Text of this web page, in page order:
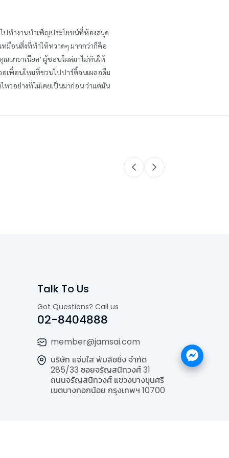
ไปทำงานบำเพ็ญประโยชน์ที่ห้องสมุด
หมือนสิ่งที่ทำให้หวาดๆ มากกว่าก็คือ
นาธาเนียล’ ผู้ชอบโผล่มาไม่ทันให้
เพื่อนใหม่ที่ชวนไปปาร์ตี้จนเผลอดื่ม
หวอย่างที่ไม่เคยเป็นมาก่อน ว่าแต่มัน
Talk To Us
Got Questions? Call us
02-8404888
member@jamsai.com
บริษัท แจ่มใส พับลิชชิ่ง จำกัด
285/33 ซอยจรัญสนิทวงศ์ 31
ถนนจรัญสนิทวงศ์ แขวงบางขุนศรี
เขตบางกอกน้อย กรุงเทพฯ 10700